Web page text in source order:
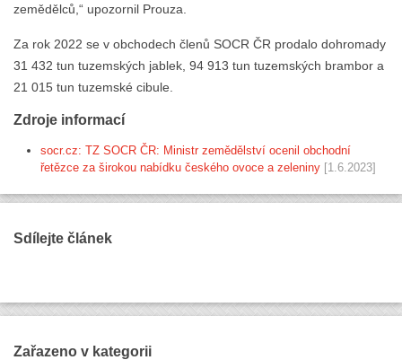
zemědělců,“ upozornil Prouza.
Za rok 2022 se v obchodech členů SOCR ČR prodalo dohromady
31 432 tun tuzemských jablek, 94 913 tun tuzemských brambor a
21 015 tun tuzemské cibule.
Zdroje informací
socr.cz: TZ SOCR ČR: Ministr zemědělství ocenil obchodní
řetězce za širokou nabídku českého ovoce a zeleniny [1.6.2023]
Sdílejte článek
Zařazeno v kategorii